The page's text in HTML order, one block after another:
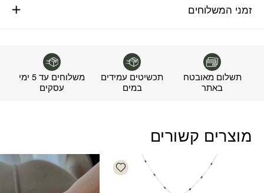
זמני המשלוחים
תשלום מאובטח
באתר
תכשיטים עמידים
במים
משלוחים עד 5 ימי
עסקים
מוצרים קשורים
Add wishlist